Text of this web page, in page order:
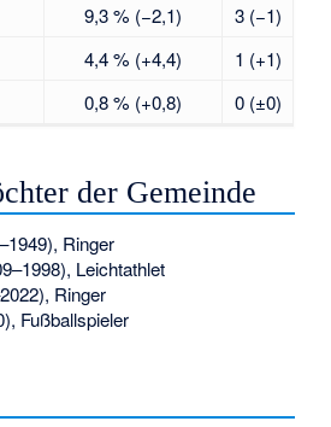
9,3 % (−2,1)
3 (−1)
4,4 % (+4,4)
1 (+1)
0,8 % (+0,8) 0 (±0)
der Gemeinde
Ringer
Leichtathlet
Ringer
Fußballspieler